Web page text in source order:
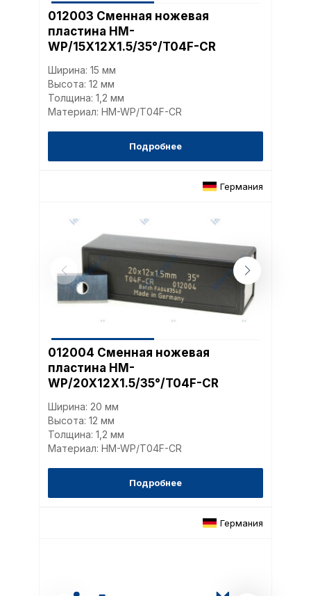
012003 Сменная ножевая
пластина HM-
WP/15X12X1.5/35°/T04F-CR
Ширина: 15 мм
Высота: 12 мм
Толщина: 1,2 мм
Материал: HM-WP/T04F-CR
Подробнее
Германия
012004 Сменная ножевая
пластина HM-
WP/20X12X1.5/35°/T04F-CR
Ширина: 20 мм
Высота: 12 мм
Толщина: 1,2 мм
Материал: HM-WP/T04F-CR
Подробнее
Германия